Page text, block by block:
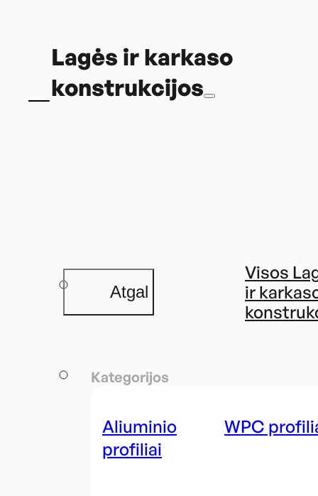
Lagės ir karkaso
konstrukcijos
Atgal
Visos
ir
Kategorijos
Aliuminio
profiliai
WPC